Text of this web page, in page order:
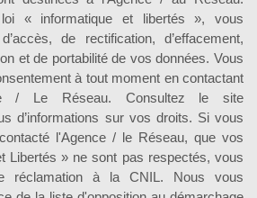
« informatique et libertés », vous
de rectification, d’effacement,
et de portabilité de vos données. Vous
à tout moment en contactant
/ Le Réseau. Consultez le site
d’informations sur vos droits. Si vous
l'Agence / le Réseau, que vos
Libertés » ne sont pas respectés, vous
réclamation à la CNIL. Nous vous